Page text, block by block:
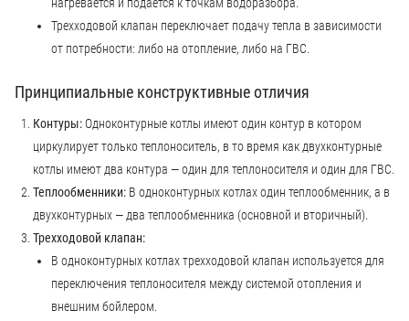
Трехходовой клапан переключает подачу тепла в зависимости
от потребности: либо на отопление, либо на ГВС.
Принципиальные конструктивные отличия
Контуры: Одноконтурные котлы имеют один контур в котором
циркулирует только теплоноситель, в то время как двухконтурные
котлы имеют два контура — один для теплоносителя и один для ГВС.
Теплообменники: В одноконтурных котлах один теплообменник, а в
двухконтурных — два теплообменника (основной и вторичный).
Трехходовой клапан:
В одноконтурных котлах трехходовой клапан используется для
переключения теплоносителя между системой отопления и
внешним бойлером.